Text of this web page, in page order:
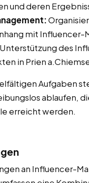
und deren
mit
Unterstützung des
in Prien
Aufgaben
ablaufen,
erreicht werden.
an Influencer-